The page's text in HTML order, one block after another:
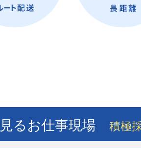
るお仕事現場 積極